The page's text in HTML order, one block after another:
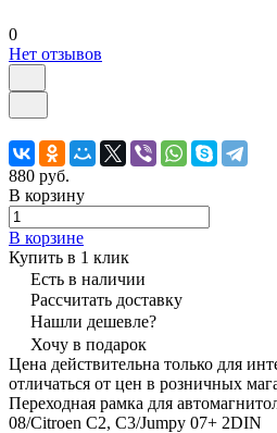
0
Нет отзывов
880 руб.
В корзину
В корзине
Купить в 1 клик
Есть в наличии
Рассчитать доставку
Нашли дешевле?
Хочу в подарок
Цена действительна только для
отличаться от цен в розничных
Переходная рамка для
08/Citroen C2, C3/Jumpy 07+ 2DIN